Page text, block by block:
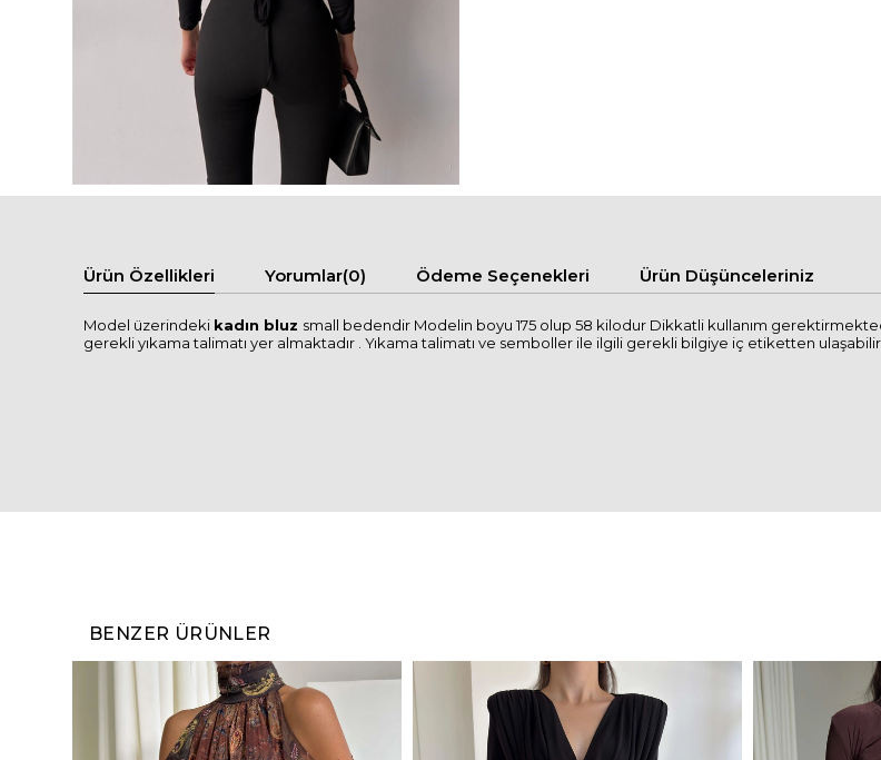
Ürün Özellikleri Yorumlar(0) Ödeme Seçenekleri Ürün Düşünceleriniz
Model üzerindeki kadın bluz small bedendir Modelin boyu 175 olup 58 kilodur Dikkatli kullanım
gerekli yıkama talimatı yer almaktadır . Yıkama talimatı ve semboller ile ilgili gerekli bilgiye iç etiketten
BENZER ÜRÜNLER